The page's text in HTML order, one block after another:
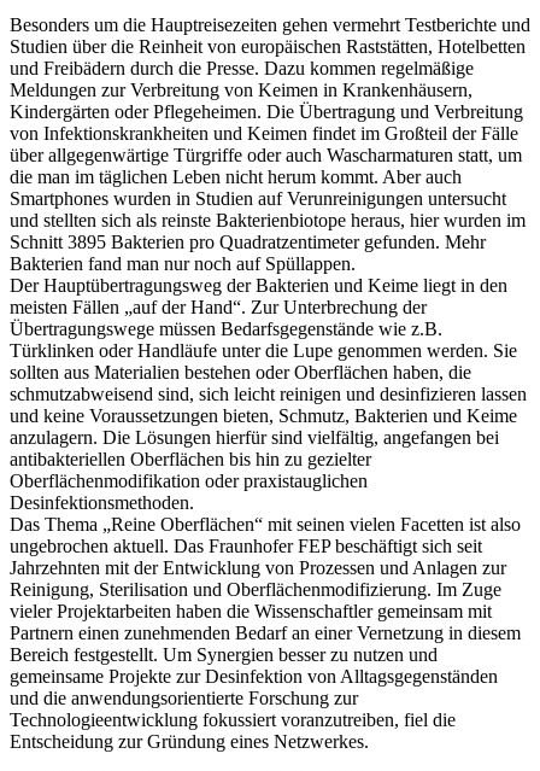
Besonders um die Hauptreisezeiten gehen vermehrt Testberichte und
Studien über die Reinheit von europäischen Raststätten, Hotelbetten
und Freibädern durch die Presse. Dazu kommen regelmäßige
Meldungen zur Verbreitung von Keimen in Krankenhäusern,
Kindergärten oder Pflegeheimen. Die Übertragung und Verbreitung
von Infektionskrankheiten und Keimen findet im Großteil der Fälle
über allgegenwärtige Türgriffe oder auch Wascharmaturen statt, um
die man im täglichen Leben nicht herum kommt. Aber auch
Smartphones wurden in Studien auf Verunreinigungen untersucht
und stellten sich als reinste Bakterienbiotope heraus, hier wurden im
Schnitt 3895 Bakterien pro Quadratzentimeter gefunden. Mehr
Bakterien fand man nur noch auf Spüllappen.
Der Hauptübertragungsweg der Bakterien und Keime liegt in den
meisten Fällen „auf der Hand“. Zur Unterbrechung der
Übertragungswege müssen Bedarfsgegenstände wie z.B.
Türklinken oder Handläufe unter die Lupe genommen werden. Sie
sollten aus Materialien bestehen oder Oberflächen haben, die
schmutzabweisend sind, sich leicht reinigen und desinfizieren lassen
und keine Voraussetzungen bieten, Schmutz, Bakterien und Keime
anzulagern. Die Lösungen hierfür sind vielfältig, angefangen bei
antibakteriellen Oberflächen bis hin zu gezielter
Oberflächenmodifikation oder praxistauglichen
Desinfektionsmethoden.
Das Thema „Reine Oberflächen“ mit seinen vielen Facetten ist also
ungebrochen aktuell. Das Fraunhofer FEP beschäftigt sich seit
Jahrzehnten mit der Entwicklung von Prozessen und Anlagen zur
Reinigung, Sterilisation und Oberflächenmodifizierung. Im Zuge
vieler Projektarbeiten haben die Wissenschaftler gemeinsam mit
Partnern einen zunehmenden Bedarf an einer Vernetzung in diesem
Bereich festgestellt. Um Synergien besser zu nutzen und
gemeinsame Projekte zur Desinfektion von Alltagsgegenständen
und die anwendungsorientierte Forschung zur
Technologieentwicklung fokussiert voranzutreiben, fiel die
Entscheidung zur Gründung eines Netzwerkes.